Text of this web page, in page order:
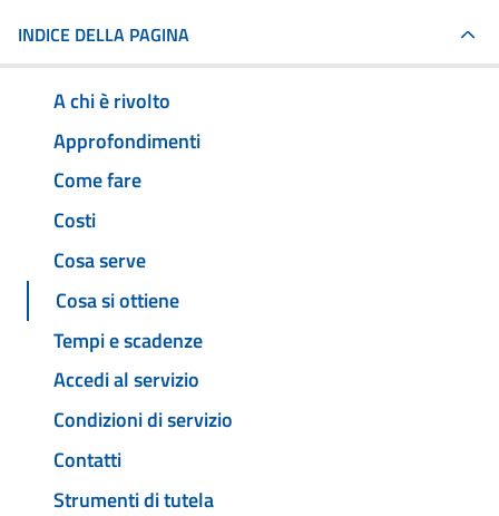
INDICE DELLA PAGINA
A chi è rivolto
Approfondimenti
Come fare
Costi
Cosa serve
Cosa si ottiene
Tempi e scadenze
Accedi al servizio
Condizioni di servizio
Contatti
Strumenti di tutela